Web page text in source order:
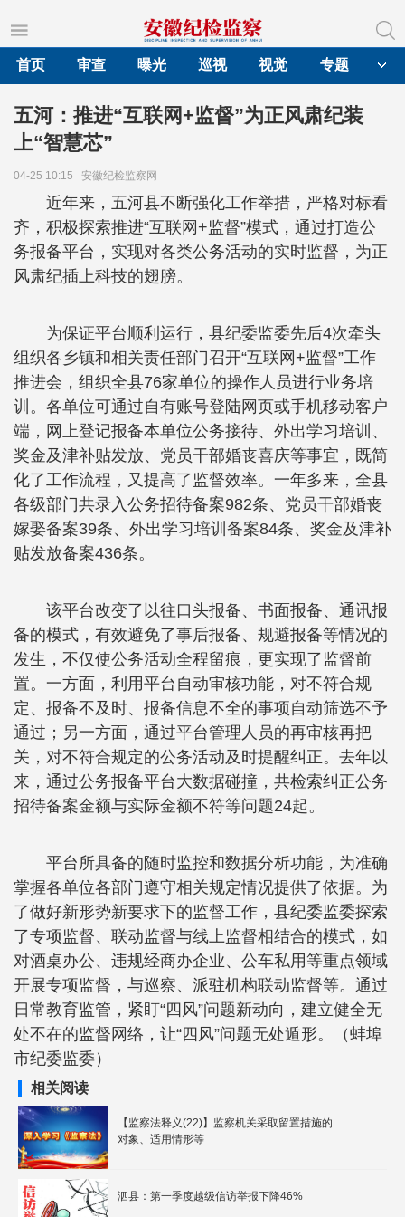
首页
审查 曝光 巡视 视觉 专题
五河：推进“互联网+监督”为正风肃纪装
上“智慧芯”
04-25 10:15 安徽纪检监察网
近年来，五河县不断强化工作举措，严格对标看
齐，积极探索推进“互联网+监督”模式，通过打造公
务报备平台，实现对各类公务活动的实时监督，为正
风肃纪插上科技的翅膀。
为保证平台顺利运行，县纪委监委先后4次牵头
组织各乡镇和相关责任部门召开“互联网+监督”工作
推进会，组织全县76家单位的操作人员进行业务培
训。各单位可通过自有账号登陆网页或手机移动客户
端，网上登记报备本单位公务接待、外出学习培训、
奖金及津补贴发放、党员干部婚丧喜庆等事宜，既简
化了工作流程，又提高了监督效率。一年多来，全县
各级部门共录入公务招待备案982条、党员干部婚丧
嫁娶备案39条、外出学习培训备案84条、奖金及津补
贴发放备案436条。
该平台改变了以往口头报备、书面报备、通讯报
备的模式，有效避免了事后报备、规避报备等情况的
发生，不仅使公务活动全程留痕，更实现了监督前
置。一方面，利用平台自动审核功能，对不符合规
定、报备不及时、报备信息不全的事项自动筛选不予
通过；另一方面，通过平台管理人员的再审核再把
关，对不符合规定的公务活动及时提醒纠正。去年以
来，通过公务报备平台大数据碰撞，共检索纠正公务
招待备案金额与实际金额不符等问题24起。
平台所具备的随时监控和数据分析功能，为准确
掌握各单位各部门遵守相关规定情况提供了依据。为
了做好新形势新要求下的监督工作，县纪委监委探索
了专项监督、联动监督与线上监督相结合的模式，如
对酒桌办公、违规经商办企业、公车私用等重点领域
开展专项监督，与巡察、派驻机构联动监督等。通过
日常教育监管，紧盯“四风”问题新动向，建立健全无
处不在的监督网络，让“四风”问题无处遁形。（蚌埠
市纪委监委）
相关阅读
【监察法释义(22)】监察机关采取留置措施的
对象、适用情形等
泗县：第一季度越级信访举报下降46%